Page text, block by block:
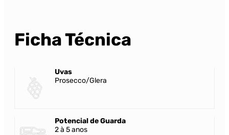
Ficha Técnica
Uvas
Prosecco/Glera
Potencial de Guarda
2 à 5 anos